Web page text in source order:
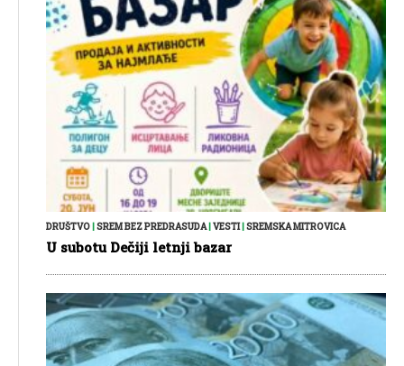
DRUŠTVO SREM BEZ PREDRASUDA| VESTI| SREMSKA MITROVICA
U subotu Dečiji letnji bazar